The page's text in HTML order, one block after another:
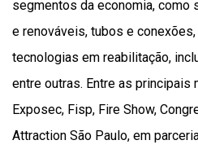
segmentos da economia, como
e renováveis, tubos e
tecnologias em reabilitação,
entre outras. Entre as
Exposec, Fisp, Fire Show,
Attraction São Paulo, em